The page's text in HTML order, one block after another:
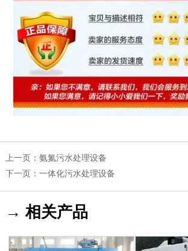
上一页： 氨氮污水处理设备
下一页： 一体化污水处理设备
→ 相关产品